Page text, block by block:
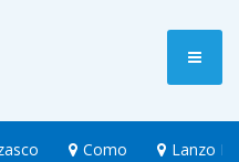
Como Lanzo